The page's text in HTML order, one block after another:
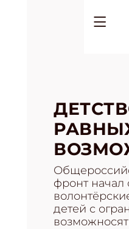
фронт начал
детей с